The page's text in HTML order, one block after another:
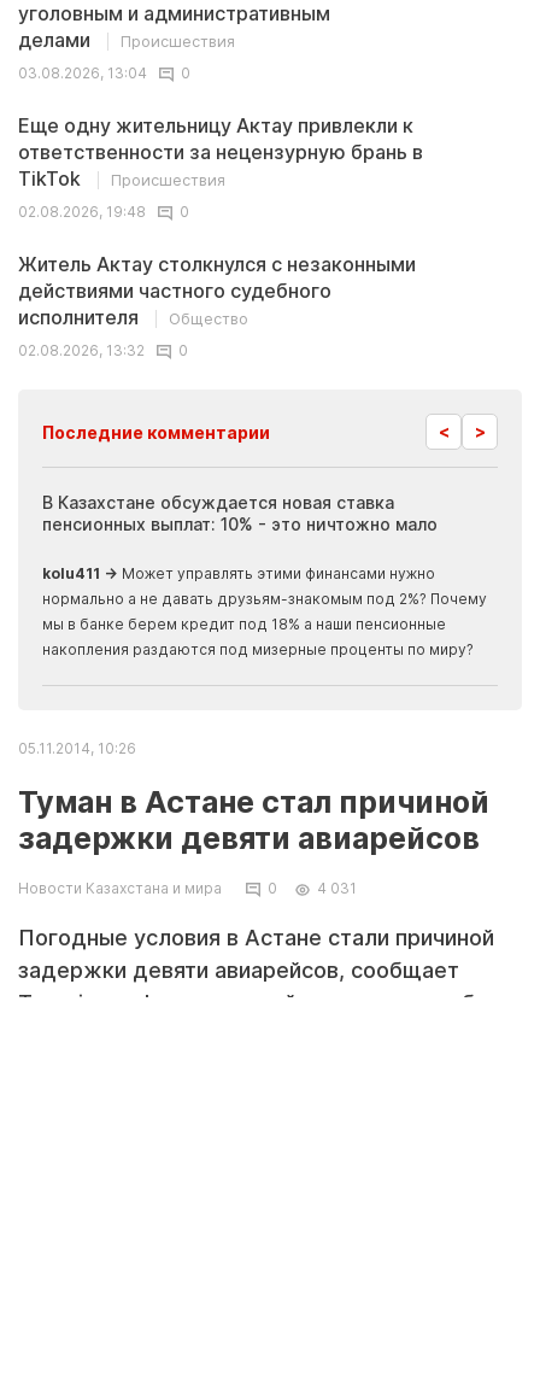
уголовным и административным
делами
Происшествия
03.08.2026, 13:04
0
Еще одну жительницу Актау привлекли к
ответственности за нецензурную брань в
TikTok
Происшествия
02.08.2026, 19:48
0
Житель Актау столкнулся с незаконными
действиями частного судебного
исполнителя
Общество
02.08.2026, 13:32
0
Последние комментарии < >
В Казахстане обсуждается новая ставка
пенсионных выплат: 10% - это ничтожно мало
kolu411 → Может управлять этими финансами нужно
нормально а не давать друзьям-знакомым под 2%? Почему
мы в банке берем кредит под 18% а наши пенсионные
накопления раздаются под мизерные проценты по миру?
05.11.2014, 10:26
Туман в Астане стал причиной
задержки девяти авиарейсов
Новости Казахстана и мира 0 4 031
Погодные условия в Астане стали причиной
задержки девяти авиарейсов, сообщает
Tengrinews.kz со ссылкой на пресс-службу